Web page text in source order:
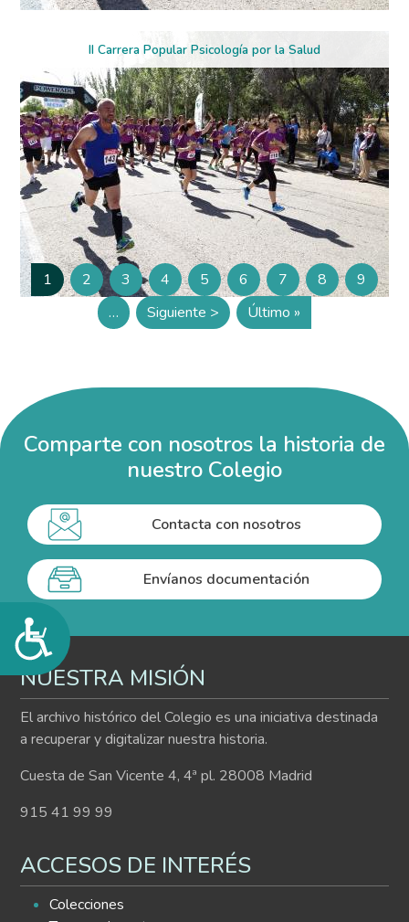
Accesibilidad
II Carrera Popular Psicología por la Salud
Paginación
Página
1 Página
2 Página
3 Página
4 Página
5 Página
6 Página
7 Página
8 Página
9
…
Siguiente página
Siguiente > Última página
Último »
Comparte con nosotros la historia de
nuestro Colegio
Contacta con nosotros
Envíanos documentación
NUESTRA MISIÓN
El archivo histórico del Colegio es una iniciativa destinada
a recuperar y digitalizar nuestra historia.
Cuesta de San Vicente 4, 4ª pl. 28008 Madrid
915 41 99 99
ACCESOS DE INTERÉS
Colecciones